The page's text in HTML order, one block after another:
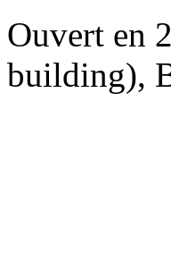
Ouvert en
building),